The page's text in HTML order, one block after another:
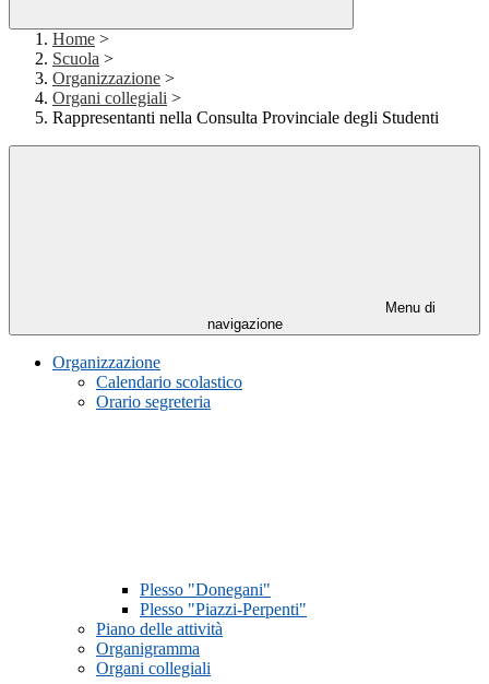
Home >
Scuola >
Organizzazione >
Organi collegiali >
Rappresentanti nella Consulta Provinciale degli Studenti
Menu di
navigazione
Organizzazione
Calendario scolastico
Orario segreteria
Plesso "Donegani"
Plesso "Piazzi-Perpenti"
Piano delle attività
Organigramma
Organi collegiali